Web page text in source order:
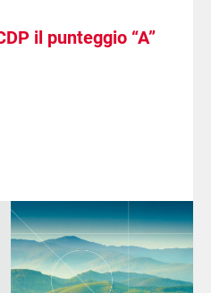
il punteggio “A”